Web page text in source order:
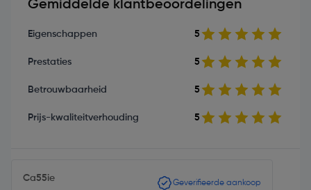
Gemiddelde klantbeoordelingen
Eigenschappen 5
Prestaties 5
Betrouwbaarheid 5
Prijs-kwaliteitverhouding 5
Ca55ie Geverifieerde aankoop